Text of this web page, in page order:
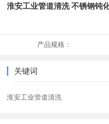
淮安工业管道清洗 不锈钢钝
产品规格：
关键词
淮安工业管道清洗